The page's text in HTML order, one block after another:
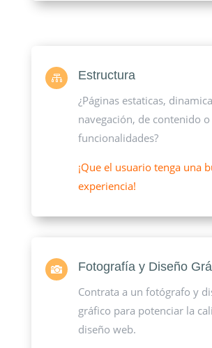

Estructura
¿Páginas estaticas,
navegación, de contenido
funcionalidades?
¡Que el usuario tenga una
experiencia!

Fotografía y Diseño
Contrata a un fotógrafo y
gráfico para potenciar la
diseño web.